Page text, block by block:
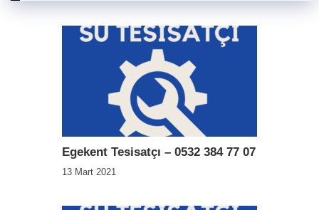
Egekent Tesisatçı – 0532 384 77 07
13 Mart 2021